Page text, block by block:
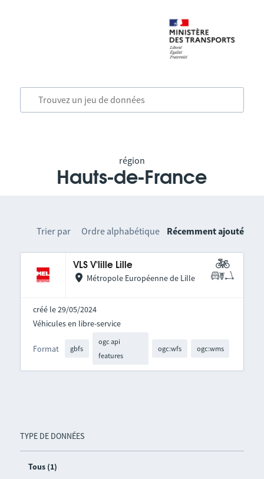
région
Hauts-de-France
TYPE DE DONNÉES
Tous (1)
Trier par Ordre alphabétique Récemment ajouté
VLS V'lille Lille
Métropole Européenne de Lille
créé le 29/05/2024
Format gbfs
ogc api
features
ogc:wfs ogc:wms
Véhicules en libre-service